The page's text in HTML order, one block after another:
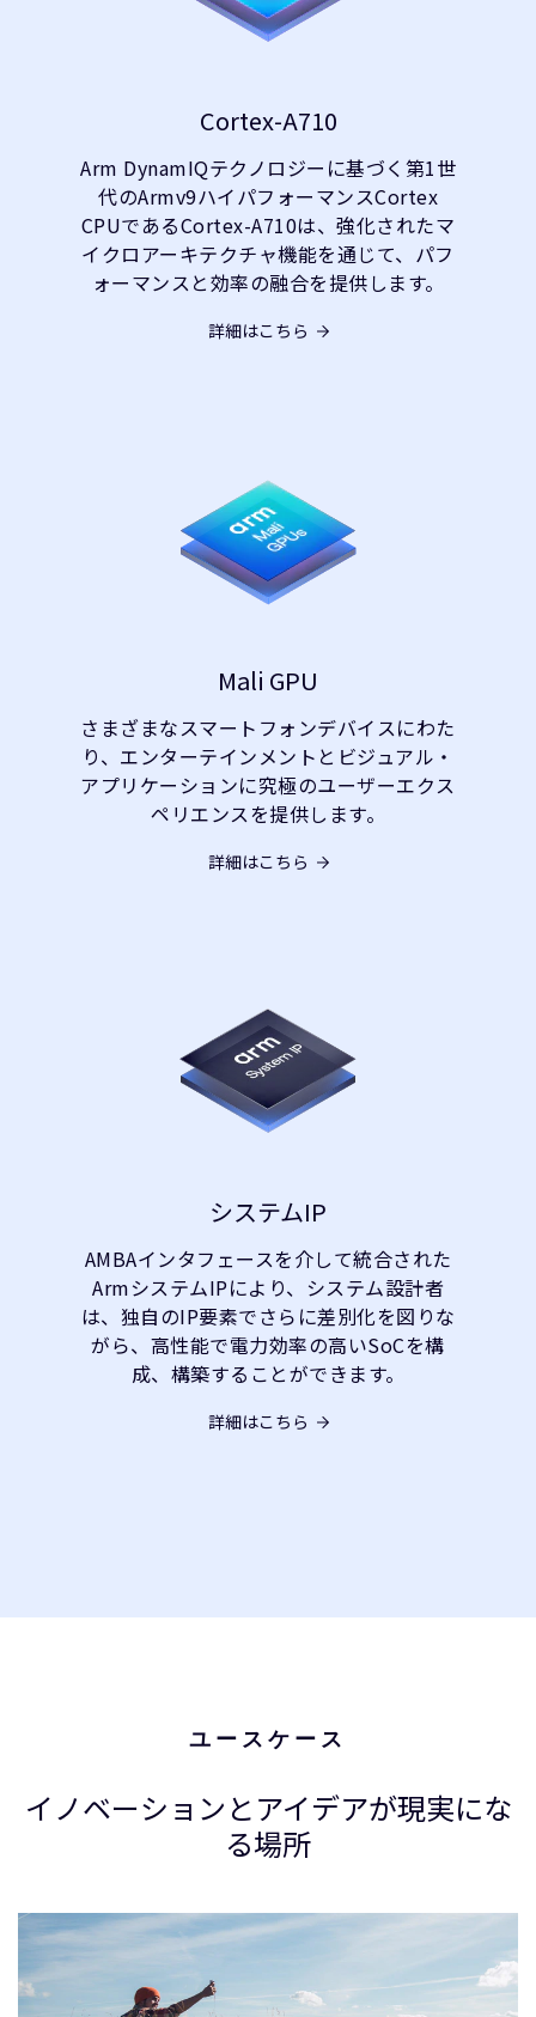
Cortex-A710
Arm DynamIQテクノロジーに基づく第1世
代のArmv9ハイパフォーマンスCortex
CPUであるCortex-A710は、強化されたマ
イクロアーキテクチャ機能を通じて、パフ
ォーマンスと効率の融合を提供します。
詳細はこちら
Mali GPU
さまざまなスマートフォンデバイスにわた
り、エンターテインメントとビジュアル・
アプリケーションに究極のユーザーエクス
ペリエンスを提供します。
詳細はこちら
システムIP
AMBAインタフェースを介して統合された
ArmシステムIPにより、システム設計者
は、独自のIP要素でさらに差別化を図りな
がら、高性能で電力効率の高いSoCを構
成、構築することができます。
詳細はこちら
ユースケース
イノベーションとアイデアが現実にな
る場所